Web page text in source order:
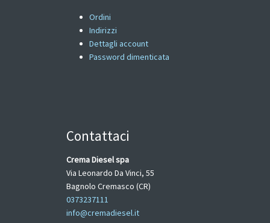
Ordini
Indirizzi
Dettagli account
Password dimenticata
Contattaci
Crema Diesel spa
Via Leonardo Da Vinci, 55
Bagnolo Cremasco (CR)
0373237111
info@cremadiesel.it